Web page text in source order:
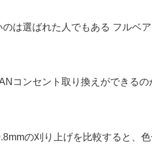
のは選ばれた人でもある フルベ
コンセント取り換えができるの
の刈り上げを比較すると、